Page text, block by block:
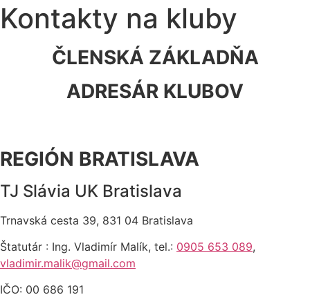
Kontakty na kluby
ČLENSKÁ ZÁKLADŇA
ADRESÁR KLUBOV
REGIÓN BRATISLAVA
TJ Slávia UK Bratislava
Trnavská cesta 39, 831 04 Bratislava
Štatutár : Ing. Vladimír Malík, tel.: 0905 653 089,
vladimir.malik@gmail.com
IČO: 00 686 191